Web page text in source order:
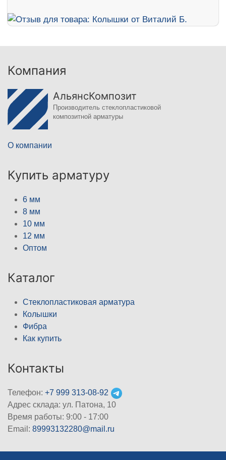
Компания
АльянсКомпозит
Производитель стеклопластиковой
композитной арматуры
О компании
Купить арматуру
6 мм
8 мм
10 мм
12 мм
Оптом
Каталог
Стеклопластиковая арматура
Колышки
Фибра
Как купить
Контакты
Телефон: +7 999 313-08-92
Адрес склада: ул. Патона, 10
Время работы: 9:00 - 17:00
Email: 89993132280@mail.ru